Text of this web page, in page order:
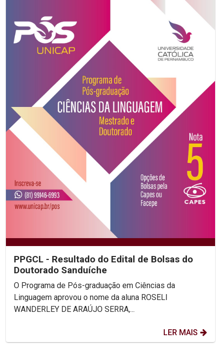
PPGCL - Resultado do Edital de Bolsas do
Doutorado Sanduíche
O Programa de Pós-graduação em Ciências da
Linguagem aprovou o nome da aluna ROSELI
WANDERLEY DE ARAÚJO SERRA,...
LER MAIS